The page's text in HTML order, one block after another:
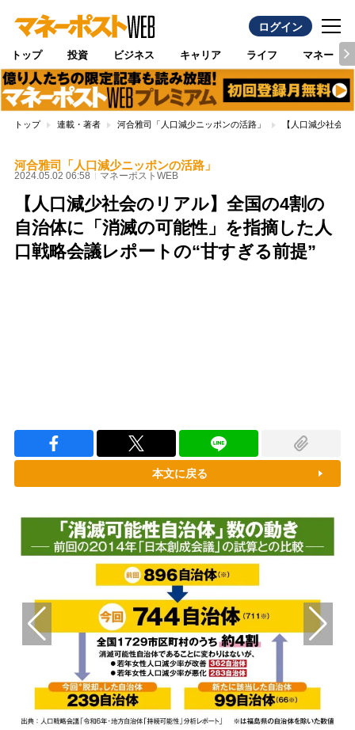
ログイン
トップ 投資 ビジネス キャリア ライフ マネー
トップ 連載・著者 河合雅司「人口減少ニッポンの活路」 【人口減少社会
河合雅司「人口減少ニッポンの活路」
2024.05.02 06:58 マネーポストWEB
【人口減少社会のリアル】全国の4割の
自治体に「消滅の可能性」を指摘した人
口戦略会議レポートの“甘すぎる前提”
本文に戻る